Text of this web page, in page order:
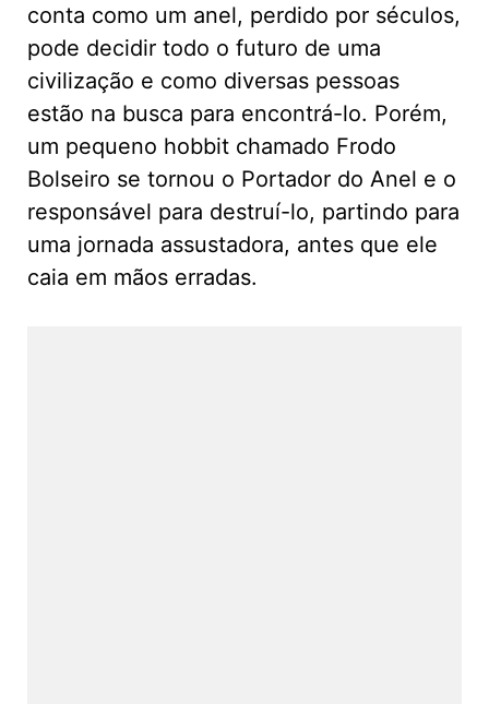
conta como um anel, perdido por séculos,
pode decidir todo o futuro de uma
civilização e como diversas pessoas
estão na busca para encontrá-lo. Porém,
um pequeno hobbit chamado Frodo
Bolseiro se tornou o Portador do Anel e o
responsável para destruí-lo, partindo para
uma jornada assustadora, antes que ele
caia em mãos erradas.